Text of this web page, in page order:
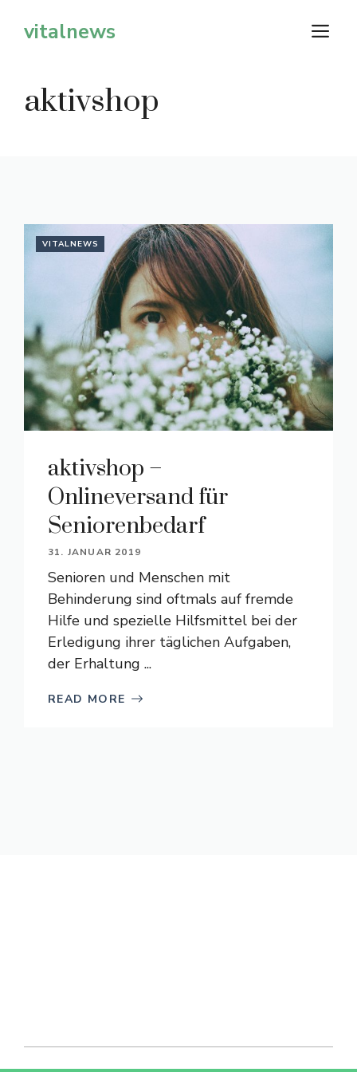
Inhaltvitalnews
aktivshop
VITALNEWS
aktivshop –
Onlineversand für
Seniorenbedarf
31. JANUAR 2019
Senioren und Menschen mit
Behinderung sind oftmals auf fremde
Hilfe und spezielle Hilfsmittel bei der
Erledigung ihrer täglichen Aufgaben,
der Erhaltung ...
READ MORE